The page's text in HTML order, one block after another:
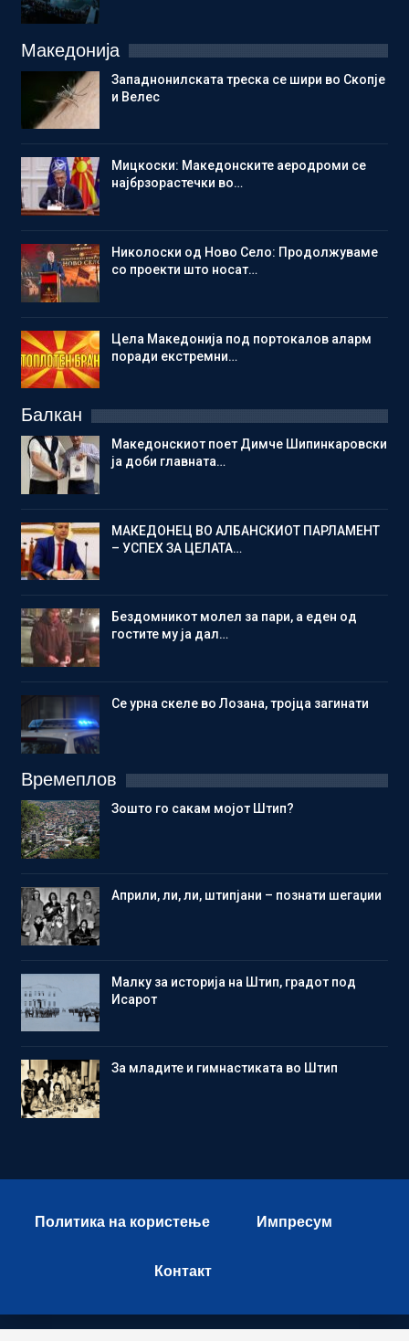
Македонија
Западнонилската треска се шири во Скопје
и Велес
Мицкоски: Македонските аеродроми се
најбрзорастечки во…
Николоски од Ново Село: Продолжуваме
со проекти што носат…
Цела Македонија под портокалов аларм
поради екстремни…
Балкан
Македонскиот поет Димче Шипинкаровски
ја доби главната…
МАКЕДОНЕЦ ВО АЛБАНСКИОТ ПАРЛАМЕНТ
– УСПЕХ ЗА ЦЕЛАТА…
Бездомникот молел за пари, а еден од
гостите му ја дал…
Се урна скеле во Лозана, тројца загинати
Времеплов
Зошто го сакам мојот Штип?
Aприли, ли, ли, штипјани – познати шегаџии
Малку за историја на Штип, градот под
Исарот
Зa младите и гимнастиката во Штип
Политика на користење Импресум
Контакт